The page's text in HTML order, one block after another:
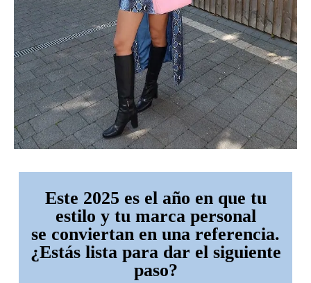
Este 2025 es el año en que tu
estilo y tu marca personal
se conviertan en una referencia.
¿Estás lista para dar el siguiente
paso?